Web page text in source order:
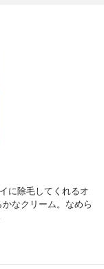
に除毛してくれるオ
なクリーム。なめら